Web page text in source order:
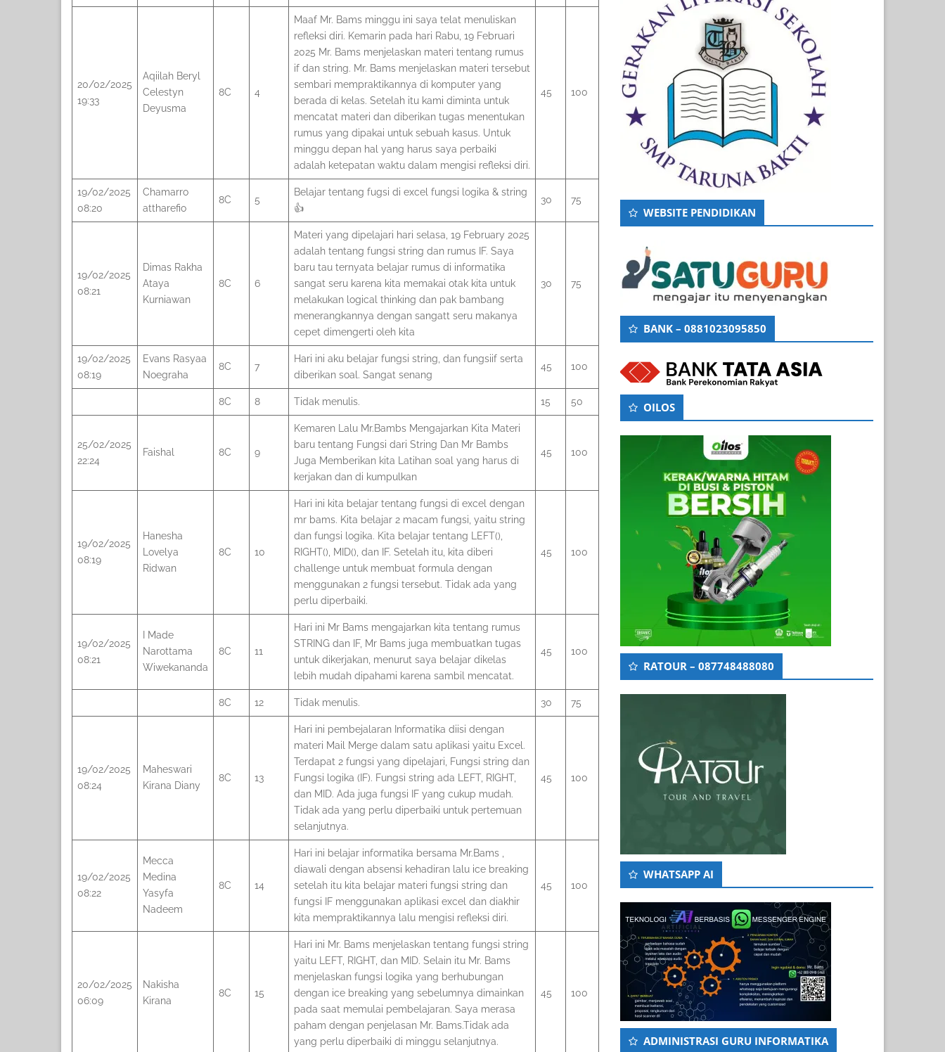
20/02/2025
19:33
Aqiilah Beryl
Celestyn
Deyusma
8C 4
Maaf Mr. Bams minggu ini saya telat menuliskan
refleksi diri. Kemarin pada hari Rabu, 19 Februari
2025 Mr. Bams menjelaskan materi tentang rumus
if dan string. Mr. Bams menjelaskan materi tersebut
sembari mempraktikannya di komputer yang
berada di kelas. Setelah itu kami diminta untuk
mencatat materi dan diberikan tugas menentukan
rumus yang dipakai untuk sebuah kasus. Untuk
minggu depan hal yang harus saya perbaiki
adalah ketepatan waktu dalam mengisi refleksi diri.
45 100
19/02/2025
08:20
Chamarro
attharefio
8C 5
Belajar tentang fugsi di excel fungsi logika & string
👍
30 75
19/02/2025
08:21
Dimas Rakha
Ataya
Kurniawan
8C 6
Materi yang dipelajari hari selasa, 19 February 2025
adalah tentang fungsi string dan rumus IF. Saya
baru tau ternyata belajar rumus di informatika
sangat seru karena kita memakai otak kita untuk
melakukan logical thinking dan pak bambang
menerangkannya dengan sangatt seru makanya
cepet dimengerti oleh kita
30 75
19/02/2025
08:19
Evans Rasyaa
Noegraha
8C 7
Hari ini aku belajar fungsi string, dan fungsiif serta
diberikan soal. Sangat senang
45 100
8C 8 Tidak menulis. 15 50
25/02/2025
22:24
Faishal 8C 9
Kemaren Lalu Mr.Bambs Mengajarkan Kita Materi
baru tentang Fungsi dari String Dan Mr Bambs
Juga Memberikan kita Latihan soal yang harus di
kerjakan dan di kumpulkan
45 100
19/02/2025
08:19
Hanesha
Lovelya
Ridwan
8C 10
Hari ini kita belajar tentang fungsi di excel dengan
mr bams. Kita belajar 2 macam fungsi, yaitu string
dan fungsi logika. Kita belajar tentang LEFT(),
RIGHT(), MID(), dan IF. Setelah itu, kita diberi
challenge untuk membuat formula dengan
menggunakan 2 fungsi tersebut. Tidak ada yang
perlu diperbaiki.
45 100
19/02/2025
08:21
I Made
Narottama
Wiwekananda
8C 11
Hari ini Mr Bams mengajarkan kita tentang rumus
STRING dan IF, Mr Bams juga membuatkan tugas
untuk dikerjakan, menurut saya belajar dikelas
lebih mudah dipahami karena sambil mencatat.
45 100
8C 12 Tidak menulis. 30 75
19/02/2025
08:24
Maheswari
Kirana Diany
8C 13
Hari ini pembejalaran Informatika diisi dengan
materi Mail Merge dalam satu aplikasi yaitu Excel.
Terdapat 2 fungsi yang dipelajari, Fungsi string dan
Fungsi logika (IF). Fungsi string ada LEFT, RIGHT,
dan MID. Ada juga fungsi IF yang cukup mudah.
Tidak ada yang perlu diperbaiki untuk pertemuan
selanjutnya.
45 100
19/02/2025
08:22
Mecca
Medina
Yasyfa
Nadeem
8C 14
Hari ini belajar informatika bersama Mr.Bams ,
diawali dengan absensi kehadiran lalu ice breaking
setelah itu kita belajar materi fungsi string dan
fungsi IF menggunakan aplikasi excel dan diakhir
kita mempraktikannya lalu mengisi refleksi diri.
45 100
20/02/2025
06:09
Nakisha
Kirana
8C 15
Hari ini Mr. Bams menjelaskan tentang fungsi string
yaitu LEFT, RIGHT, dan MID. Selain itu Mr. Bams
menjelaskan fungsi logika yang berhubungan
dengan ice breaking yang sebelumnya dimainkan
pada saat memulai pembelajaran. Saya merasa
paham dengan penjelasan Mr. Bams.Tidak ada
yang perlu diperbaiki di minggu selanjutnya.
45 100
WEBSITE PENDIDIKAN
BANK – 0881023095850
OILOS
RATOUR – 087748488080
WHATSAPP AI
ADMINISTRASI GURU INFORMATIKA